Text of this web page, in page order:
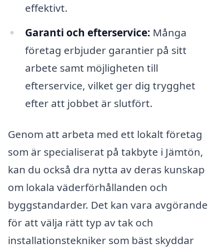
effektivt.
Garanti och efterservice: Många
företag erbjuder garantier på sitt
arbete samt möjligheten till
efterservice, vilket ger dig trygghet
efter att jobbet är slutfört.
Genom att arbeta med ett lokalt företag
som är specialiserat på takbyte i Jämtön,
kan du också dra nytta av deras kunskap
om lokala väderförhållanden och
byggstandarder. Det kan vara avgörande
för att välja rätt typ av tak och
installationstekniker som bäst skyddar